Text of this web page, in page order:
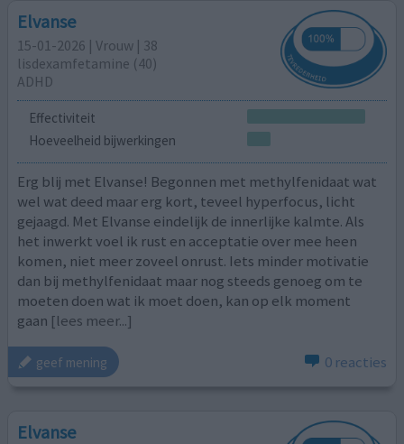
Elvanse
15-01-2026 | Vrouw | 38
lisdexamfetamine (40)
ADHD
Effectiviteit
Hoeveelheid bijwerkingen
Erg blij met Elvanse! Begonnen met methylfenidaat wat
wel wat deed maar erg kort, teveel hyperfocus, licht
gejaagd. Met Elvanse eindelijk de innerlijke kalmte. Als
het inwerkt voel ik rust en acceptatie over mee heen
komen, niet meer zoveel onrust. Iets minder motivatie
dan bij methylfenidaat maar nog steeds genoeg om te
moeten doen wat ik moet doen, kan op elk moment
gaan [lees meer...]
geef mening 0 reacties
Elvanse